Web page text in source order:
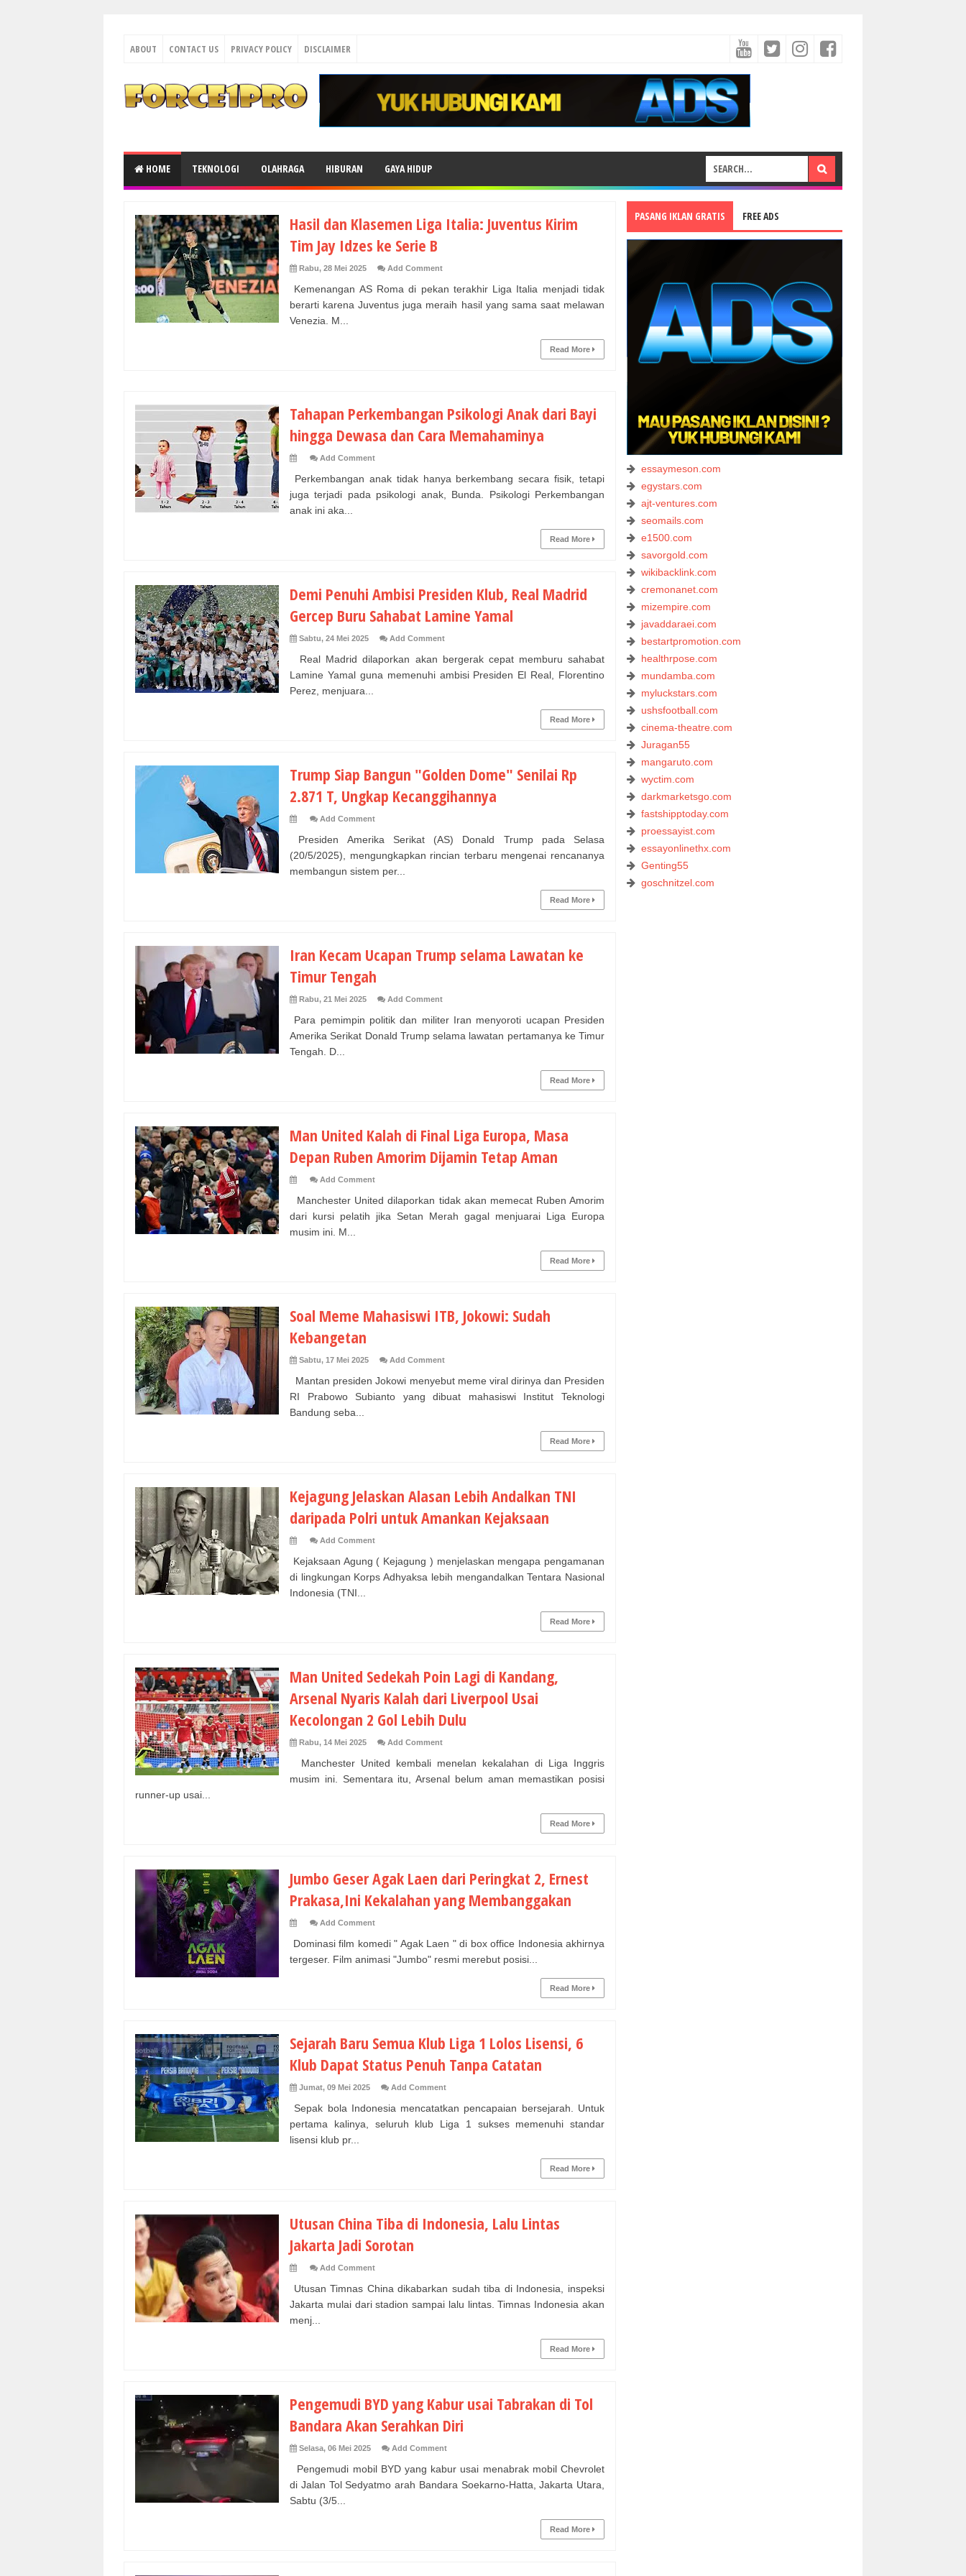
ABOUT CONTACT US PRIVACY POLICY DISCLAIMER
HOME TEKNOLOGI OLAHRAGA HIBURAN GAYA HIDUP
Hasil dan Klasemen Liga Italia: Juventus Kirim
Tim Jay Idzes ke Serie B
Rabu, 28 Mei 2025 Add Comment
Kemenangan AS Roma di pekan terakhir Liga Italia menjadi tidak
berarti karena Juventus juga meraih hasil yang sama saat melawan
Venezia. M...
Read More
Tahapan Perkembangan Psikologi Anak dari Bayi
hingga Dewasa dan Cara Memahaminya
Add Comment
Perkembangan anak tidak hanya berkembang secara fisik, tetapi
juga terjadi pada psikologi anak, Bunda. Psikologi Perkembangan
anak ini aka...
Read More
Demi Penuhi Ambisi Presiden Klub, Real Madrid
Gercep Buru Sahabat Lamine Yamal
Sabtu, 24 Mei 2025 Add Comment
Real Madrid dilaporkan akan bergerak cepat memburu sahabat
Lamine Yamal guna memenuhi ambisi Presiden El Real, Florentino
Perez, menjuara...
Read More
Trump Siap Bangun "Golden Dome" Senilai Rp
2.871 T, Ungkap Kecanggihannya
Add Comment
Presiden Amerika Serikat (AS) Donald Trump pada Selasa
(20/5/2025), mengungkapkan rincian terbaru mengenai rencananya
membangun sistem per...
Read More
Iran Kecam Ucapan Trump selama Lawatan ke
Timur Tengah
Rabu, 21 Mei 2025 Add Comment
Para pemimpin politik dan militer Iran menyoroti ucapan Presiden
Amerika Serikat Donald Trump selama lawatan pertamanya ke Timur
Tengah. D...
Read More
Man United Kalah di Final Liga Europa, Masa
Depan Ruben Amorim Dijamin Tetap Aman
Add Comment
Manchester United dilaporkan tidak akan memecat Ruben Amorim
dari kursi pelatih jika Setan Merah gagal menjuarai Liga Europa
musim ini. M...
Read More
Soal Meme Mahasiswi ITB, Jokowi: Sudah
Kebangetan
Sabtu, 17 Mei 2025 Add Comment
Mantan presiden Jokowi menyebut meme viral dirinya dan Presiden
RI Prabowo Subianto yang dibuat mahasiswi Institut Teknologi
Bandung seba...
Read More
Kejagung Jelaskan Alasan Lebih Andalkan TNI
daripada Polri untuk Amankan Kejaksaan
Add Comment
Kejaksaan Agung ( Kejagung ) menjelaskan mengapa pengamanan
di lingkungan Korps Adhyaksa lebih mengandalkan Tentara Nasional
Indonesia (TNI...
Read More
Man United Sedekah Poin Lagi di Kandang,
Arsenal Nyaris Kalah dari Liverpool Usai
Kecolongan 2 Gol Lebih Dulu
Rabu, 14 Mei 2025 Add Comment
Manchester United kembali menelan kekalahan di Liga Inggris
musim ini. Sementara itu, Arsenal belum aman memastikan posisi
runner-up usai...
Read More
Jumbo Geser Agak Laen dari Peringkat 2, Ernest
Prakasa,Ini Kekalahan yang Membanggakan
Add Comment
Dominasi film komedi " Agak Laen " di box office Indonesia akhirnya
tergeser. Film animasi "Jumbo" resmi merebut posisi...
Read More
Sejarah Baru Semua Klub Liga 1 Lolos Lisensi, 6
Klub Dapat Status Penuh Tanpa Catatan
Jumat, 09 Mei 2025 Add Comment
Sepak bola Indonesia mencatatkan pencapaian bersejarah. Untuk
pertama kalinya, seluruh klub Liga 1 sukses memenuhi standar
lisensi klub pr...
Read More
Utusan China Tiba di Indonesia, Lalu Lintas
Jakarta Jadi Sorotan
Add Comment
Utusan Timnas China dikabarkan sudah tiba di Indonesia, inspeksi
Jakarta mulai dari stadion sampai lalu lintas. Timnas Indonesia akan
menj...
Read More
Pengemudi BYD yang Kabur usai Tabrakan di Tol
Bandara Akan Serahkan Diri
Selasa, 06 Mei 2025 Add Comment
Pengemudi mobil BYD yang kabur usai menabrak mobil Chevrolet
di Jalan Tol Sedyatmo arah Bandara Soekarno-Hatta, Jakarta Utara,
Sabtu (3/5...
Read More
PASANG IKLAN GRATIS FREE ADS
essaymeson.com
egystars.com
ajt-ventures.com
seomails.com
e1500.com
savorgold.com
wikibacklink.com
cremonanet.com
mizempire.com
javaddaraei.com
bestartpromotion.com
healthrpose.com
mundamba.com
myluckstars.com
ushsfootball.com
cinema-theatre.com
Juragan55
mangaruto.com
wyctim.com
darkmarketsgo.com
fastshipptoday.com
proessayist.com
essayonlinethx.com
Genting55
goschnitzel.com